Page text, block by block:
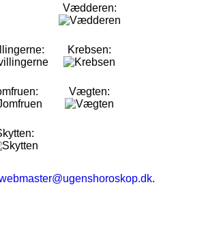
Vædderen:
Krebsen:
Vægten:
.